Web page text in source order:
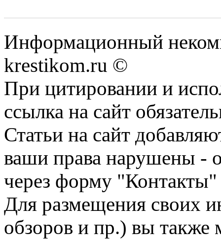
Информационный
krestikom.ru ©
При цитировании и
ссылка на сайт
Статьи на сайт
ваши права нарушены -
через форму "Контакты"
Для размещения своих
обзоров и пр.) вы также